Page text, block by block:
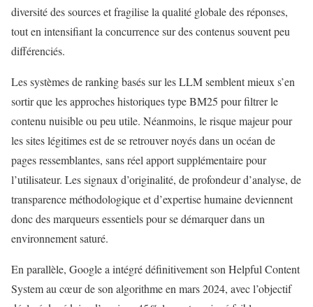
diversité des sources et fragilise la qualité globale des réponses,
tout en intensifiant la concurrence sur des contenus souvent peu
différenciés.
Les systèmes de ranking basés sur les LLM semblent mieux s’en
sortir que les approches historiques type BM25 pour filtrer le
contenu nuisible ou peu utile. Néanmoins, le risque majeur pour
les sites légitimes est de se retrouver noyés dans un océan de
pages ressemblantes, sans réel apport supplémentaire pour
l’utilisateur. Les signaux d’originalité, de profondeur d’analyse, de
transparence méthodologique et d’expertise humaine deviennent
donc des marqueurs essentiels pour se démarquer dans un
environnement saturé.
En parallèle, Google a intégré définitivement son Helpful Content
System au cœur de son algorithme en mars 2024, avec l’objectif